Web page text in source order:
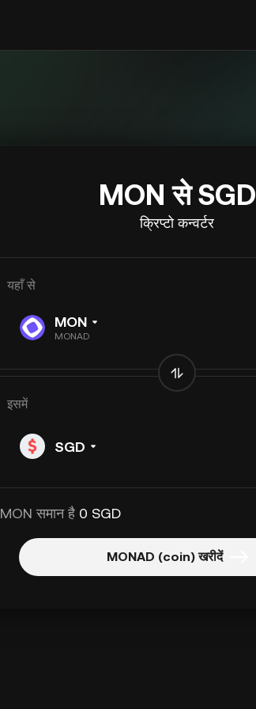
MON से SGD
क्रिप्टो कन्वर्टर
यहाँ से
MON
MONAD
इसमें
SGD
समान है 0 SGD
MONAD (coin) खरीदें